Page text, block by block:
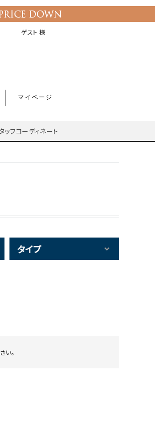
ゲスト 様
マイページ
ッフコーディネート
タイプ
い。